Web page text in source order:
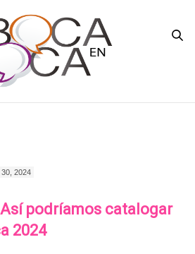
2024
podríamos catalogar
2024